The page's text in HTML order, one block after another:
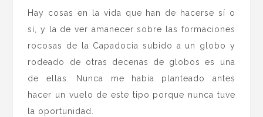
Hay cosas en la vida que han de hacerse sí o
sí, y la de ver amanecer sobre las formaciones
rocosas de la Capadocia subido a un globo y
rodeado de otras decenas de globos es una
de ellas. Nunca me había planteado antes
hacer un vuelo de este tipo porque nunca tuve
la oportunidad.